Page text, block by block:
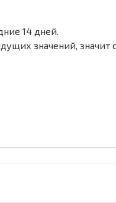
14 дней.
значений, значит